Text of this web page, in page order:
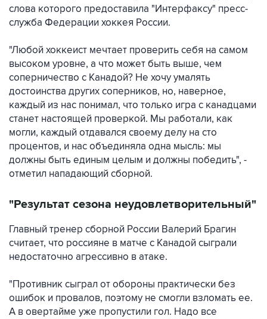
слова которого предоставила "Интерфаксу" пресс-
служба Федерации хоккея России.
"Любой хоккеист мечтает проверить себя на самом
высоком уровне, а что может быть выше, чем
соперничество с Канадой? Не хочу умалять
достоинства других соперников, но, наверное,
каждый из нас понимал, что только игра с канадцами
станет настоящей проверкой. Мы работали, как
могли, каждый отдавался своему делу на сто
процентов, и нас объединяла одна мысль: мы
должны быть единым целым и должны победить", -
отметил нападающий сборной.
"Результат сезона неудовлетворительный"
Главный тренер сборной России Валерий Брагин
считает, что россияне в матче с Канадой сыграли
недостаточно агрессивно в атаке.
"Противник сыграл от обороны практически без
ошибок и провалов, поэтому не смогли взломать ее.
А в овертайме уже пропустили гол. Надо все